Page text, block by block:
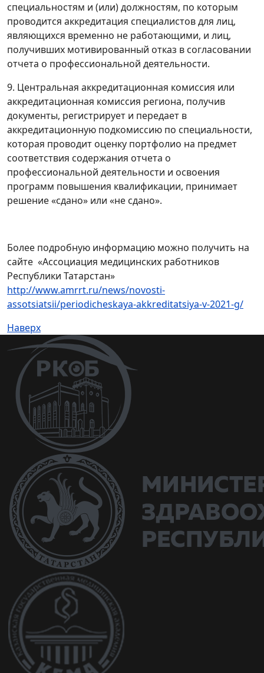
специальностям и (или) должностям, по которым
проводится аккредитация специалистов для лиц,
являющихся временно не работающими, и лиц,
получивших мотивированный отказ в согласовании
отчета о профессиональной деятельности.
9. Центральная аккредитационная комиссия или
аккредитационная комиссия региона, получив
документы, регистрирует и передает в
аккредитационную подкомиссию по специальности,
которая проводит оценку портфолио на предмет
соответствия содержания отчета о
профессиональной деятельности и освоения
программ повышения квалификации, принимает
решение «сдано» или «не сдано».
Более подробную информацию можно получить на
сайте «Ассоциация медицинских работников
Республики Татарстан»
http://www.amrrt.ru/news/novosti-
assotsiatsii/periodicheskaya-akkreditatsiya-v-2021-g/
Наверх